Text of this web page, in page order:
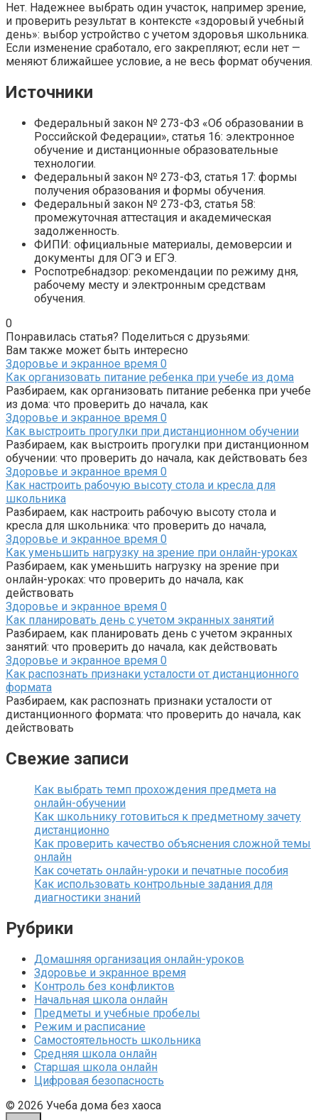
Нет. Надежнее выбрать один участок, например зрение,
и проверить результат в контексте «здоровый учебный
день»: выбор устройство с учетом здоровья школьника.
Если изменение сработало, его закрепляют; если нет —
меняют ближайшее условие, а не весь формат обучения.
Источники
Федеральный закон № 273-ФЗ «Об образовании в
Российской Федерации», статья 16: электронное
обучение и дистанционные образовательные
технологии.
Федеральный закон № 273-ФЗ, статья 17: формы
получения образования и формы обучения.
Федеральный закон № 273-ФЗ, статья 58:
промежуточная аттестация и академическая
задолженность.
ФИПИ: официальные материалы, демоверсии и
документы для ОГЭ и ЕГЭ.
Роспотребнадзор: рекомендации по режиму дня,
рабочему месту и электронным средствам
обучения.
0
Понравилась статья? Поделиться с друзьями:
Вам также может быть интересно
Здоровье и экранное время 0
Как организовать питание ребенка при учебе из дома
Разбираем, как организовать питание ребенка при учебе
из дома: что проверить до начала, как
Здоровье и экранное время 0
Как выстроить прогулки при дистанционном обучении
Разбираем, как выстроить прогулки при дистанционном
обучении: что проверить до начала, как действовать без
Здоровье и экранное время 0
Как настроить рабочую высоту стола и кресла для
школьника
Разбираем, как настроить рабочую высоту стола и
кресла для школьника: что проверить до начала,
Здоровье и экранное время 0
Как уменьшить нагрузку на зрение при онлайн-уроках
Разбираем, как уменьшить нагрузку на зрение при
онлайн-уроках: что проверить до начала, как
действовать
Здоровье и экранное время 0
Как планировать день с учетом экранных занятий
Разбираем, как планировать день с учетом экранных
занятий: что проверить до начала, как действовать
Здоровье и экранное время 0
Как распознать признаки усталости от дистанционного
формата
Разбираем, как распознать признаки усталости от
дистанционного формата: что проверить до начала, как
действовать
Свежие записи
Как выбрать темп прохождения предмета на
онлайн-обучении
Как школьнику готовиться к предметному зачету
дистанционно
Как проверить качество объяснения сложной темы
онлайн
Как сочетать онлайн-уроки и печатные пособия
Как использовать контрольные задания для
диагностики знаний
Рубрики
Домашняя организация онлайн-уроков
Здоровье и экранное время
Контроль без конфликтов
Начальная школа онлайн
Предметы и учебные пробелы
Режим и расписание
Самостоятельность школьника
Средняя школа онлайн
Старшая школа онлайн
Цифровая безопасность
© 2026 Учеба дома без хаоса